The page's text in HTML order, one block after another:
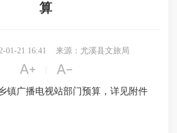
算
01-21 16:41 来源：尤溪县文旅局
 
镇广播电视站部门预算，详见附件